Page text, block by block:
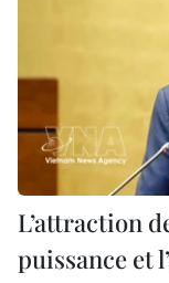
L’attraction
puissance et